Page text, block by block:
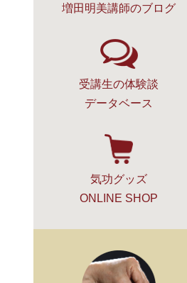
増田明美講師のブログ
受講生の体験談
データベース
気功グッズ
ONLINE SHOP